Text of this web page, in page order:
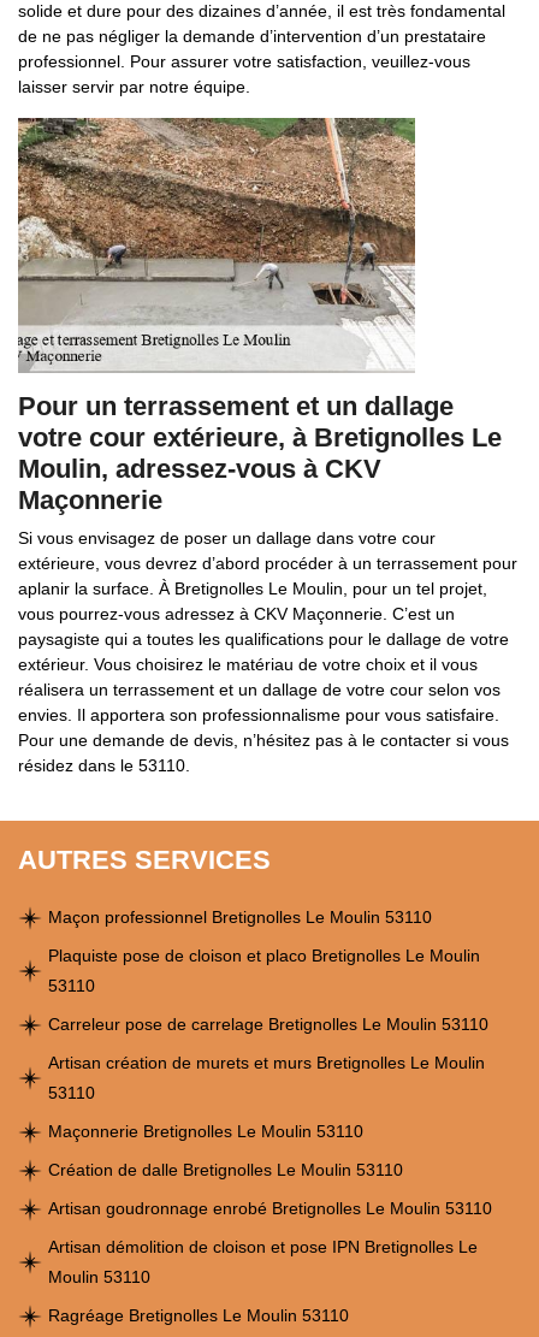
solide et dure pour des dizaines d’année, il est très fondamental
de ne pas négliger la demande d’intervention d’un prestataire
professionnel. Pour assurer votre satisfaction, veuillez-vous
laisser servir par notre équipe.
Pour un terrassement et un dallage
votre cour extérieure, à Bretignolles Le
Moulin, adressez-vous à CKV
Maçonnerie
Si vous envisagez de poser un dallage dans votre cour
extérieure, vous devrez d’abord procéder à un terrassement pour
aplanir la surface. À Bretignolles Le Moulin, pour un tel projet,
vous pourrez-vous adressez à CKV Maçonnerie. C’est un
paysagiste qui a toutes les qualifications pour le dallage de votre
extérieur. Vous choisirez le matériau de votre choix et il vous
réalisera un terrassement et un dallage de votre cour selon vos
envies. Il apportera son professionnalisme pour vous satisfaire.
Pour une demande de devis, n’hésitez pas à le contacter si vous
résidez dans le 53110.
AUTRES SERVICES
Maçon professionnel Bretignolles Le Moulin 53110
Plaquiste pose de cloison et placo Bretignolles Le Moulin
53110
Carreleur pose de carrelage Bretignolles Le Moulin 53110
Artisan création de murets et murs Bretignolles Le Moulin
53110
Maçonnerie Bretignolles Le Moulin 53110
Création de dalle Bretignolles Le Moulin 53110
Artisan goudronnage enrobé Bretignolles Le Moulin 53110
Artisan démolition de cloison et pose IPN Bretignolles Le
Moulin 53110
Ragréage Bretignolles Le Moulin 53110